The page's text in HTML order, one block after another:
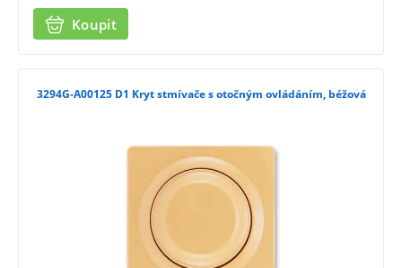
Koupit
3294G-A00125 D1 Kryt stmívače s otočným ovládáním, béžová